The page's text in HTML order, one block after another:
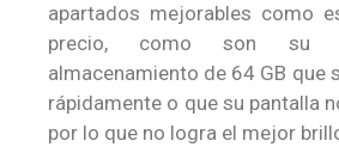
apartados mejorables como
precio, como son su
almacenamiento de 64 GB que
rápidamente o que su pantalla
por lo que no logra el mejor